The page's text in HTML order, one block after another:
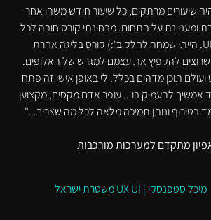
שיעורים מרתקים, כל שיעור חידש משהו אחר
ומעניינת על התחום. מבחינתי קורס חובה לכל
מאפיין UX ומעצב UI. הייתי שמחה לחלק ב':) קורס בליגה אחרת
שרוצים להקפיץ את עצמם למגרש של האלופים.
תוכן מדהים בכלל. לי באופן אישי זה פתח
אמשיך להעמיק בו... עופר אדם מקסים, מקצוען
בטירוף ונותן תמיכה מלאה לכל מה שצריך..."
מתקדם למערכות מורכבות
מיכל סטפנסקי | UX UI משטרת ישראל